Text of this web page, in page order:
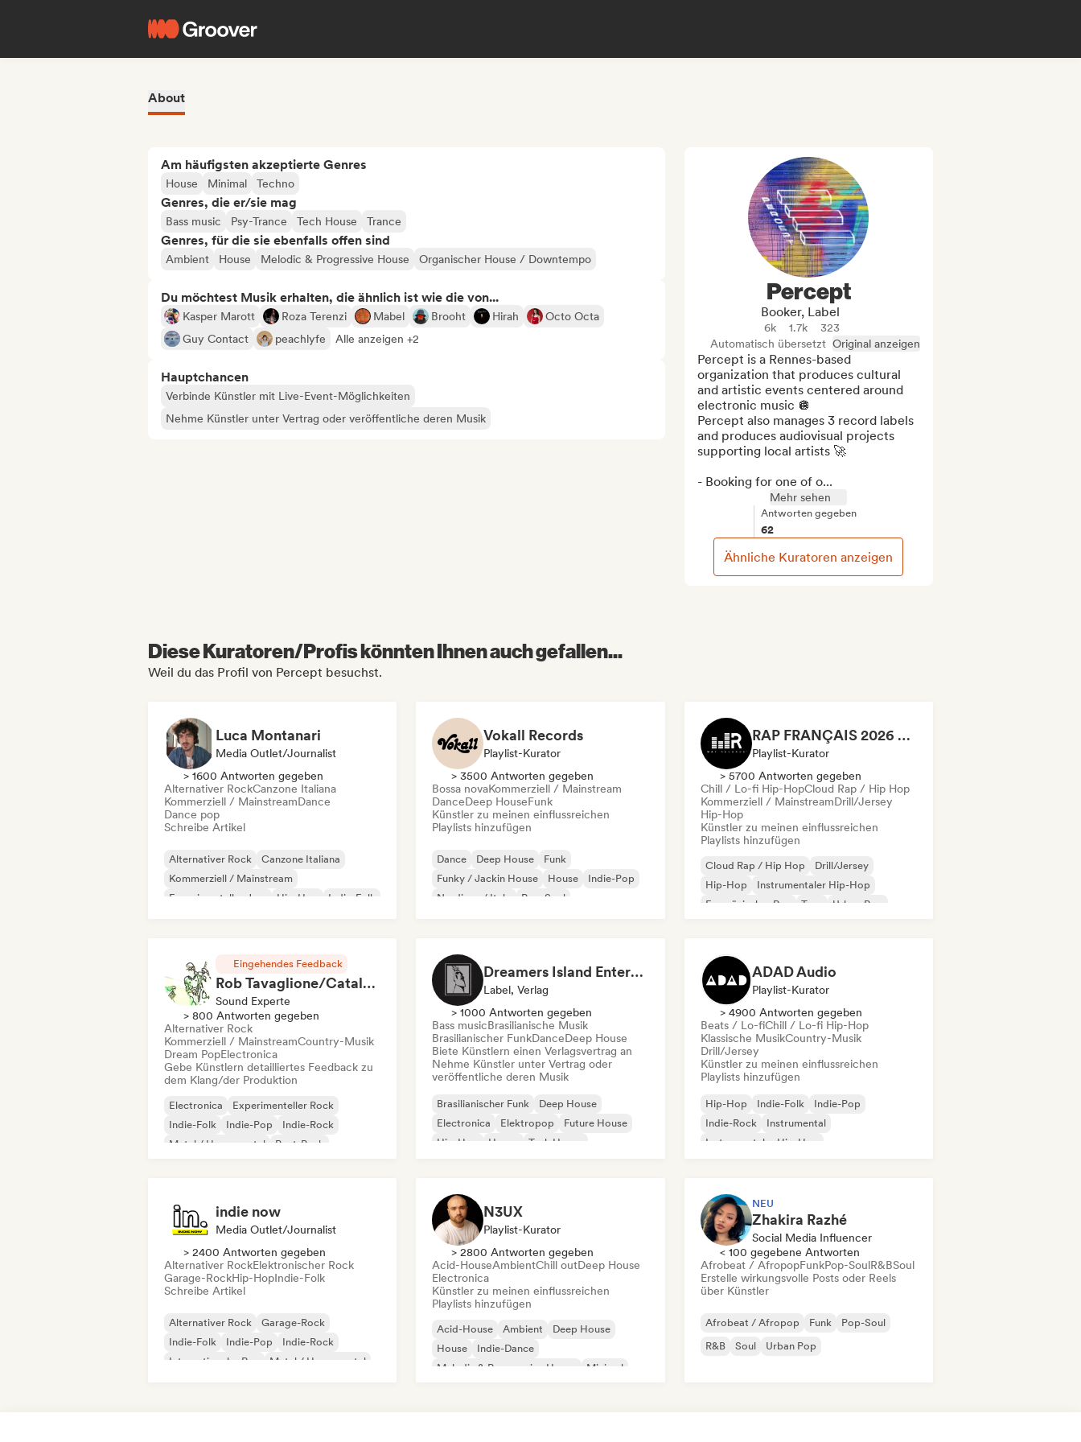
About
Am häufigsten akzeptierte Genres
House Minimal Techno
Genres, die er/sie mag
Bass music Psy-Trance Tech House Trance
Genres, für die sie ebenfalls offen sind
Ambient House Melodic & Progressive House Organischer House / Downtempo
Du möchtest Musik erhalten, die ähnlich ist wie die von...
Kasper Marott Roza Terenzi Mabel Brooht Hirah
Octo Octa
Guy Contact
peachlyfe Alle anzeigen +2
Hauptchancen
Verbinde Künstler mit Live-Event-Möglichkeiten
Nehme Künstler unter Vertrag oder veröffentliche deren Musik
Percept
Booker, Label
6k 1.7k
323
Automatisch übersetzt Original anzeigen
Percept is a Rennes-based
organization that produces cultural
and artistic events centered around
electronic music 🪩
Percept also manages 3 record labels
and produces audiovisual projects
supporting local artists 🚀
- Booking for one of o...
Mehr sehen
Antworten gegeben
62
Ähnliche Kuratoren anzeigen
Diese Kuratoren/Profis könnten Ihnen auch gefallen...
Weil du das Profil von Percept besuchst.
Luca Montanari
Media Outlet/Journalist
> 1600 Antworten gegeben
Alternativer RockCanzone Italiana
Kommerziell / MainstreamDance
Dance pop
Schreibe Artikel
Alternativer Rock
Canzone Italiana
Kommerziell / Mainstream
Experimenteller Jazz
Hip-Hop
Indie-Folk
Vokall Records
Playlist-Kurator
> 3500 Antworten gegeben
Bossa novaKommerziell / Mainstream
DanceDeep HouseFunk
Künstler zu meinen einflussreichen
Playlists hinzufügen
Dance Deep House
Funk
Funky / Jackin House
House
Indie-Pop
Nu-disco / Italo
Pop-Soul
RAP FRANÇAIS 2026 🔥🇫🇷 (Way Records)
Playlist-Kurator
> 5700 Antworten gegeben
Chill / Lo-fi Hip-HopCloud Rap / Hip Hop
Kommerziell / MainstreamDrill/Jersey
Hip-Hop
Künstler zu meinen einflussreichen
Playlists hinzufügen
Cloud Rap / Hip Hop
Drill/Jersey
Hip-Hop
Instrumentaler Hip-Hop
Französischer Rap
Trap
Urban Pop
Eingehendes Feedback
Rob Tavaglione/Catalyst Recording
Sound Experte
> 800 Antworten gegeben
Alternativer Rock
Kommerziell / MainstreamCountry-Musik
Dream PopElectronica
Gebe Künstlern detailliertes Feedback zu
dem Klang/der Produktion
Electronica
Experimenteller Rock
Indie-Folk
Indie-Pop
Indie-Rock
Metal / Heavy metal
Post-Punk
Dreamers Island Entertainment
Label, Verlag
> 1000 Antworten gegeben
Bass musicBrasilianische Musik
Brasilianischer FunkDanceDeep House
Biete Künstlern einen Verlagsvertrag an
Nehme Künstler unter Vertrag oder
veröffentliche deren Musik
Brasilianischer Funk
Deep House
Electronica
Elektropop
Future House
Hip-Hop
House Tech House
ADAD Audio
Playlist-Kurator
> 4900 Antworten gegeben
Beats / Lo-fiChill / Lo-fi Hip-Hop
Klassische MusikCountry-Musik
Drill/Jersey
Künstler zu meinen einflussreichen
Playlists hinzufügen
Hip-Hop Indie-Folk
Indie-Pop
Indie-Rock
Instrumental
Instrumentaler Hip-Hop
indie now
Media Outlet/Journalist
> 2400 Antworten gegeben
Alternativer RockElektronischer Rock
Garage-RockHip-HopIndie-Folk
Schreibe Artikel
Alternativer Rock
Garage-Rock
Indie-Folk
Indie-Pop
Indie-Rock
Internationaler Rap
Metal / Heavy metal
N3UX
Playlist-Kurator
> 2800 Antworten gegeben
Acid-HouseAmbientChill outDeep House
Electronica
Künstler zu meinen einflussreichen
Playlists hinzufügen
Acid-House Ambient
Deep House
House
Indie-Dance
Melodic & Progressive House
Minimal
NEU
Zhakira Razhé
Social Media Influencer
< 100 gegebene Antworten
Afrobeat / AfropopFunkPop-SoulR&BSoul
Erstelle wirkungsvolle Posts oder Reels
über Künstler
Afrobeat / Afropop Funk
Pop-Soul
R&B
Soul Urban Pop